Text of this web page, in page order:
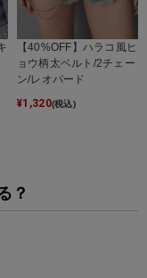
【40%OFF】ハラコ風ヒ
ョウ柄太ベルト/2チェー
ン/レオパード
¥1,320(税込)
？